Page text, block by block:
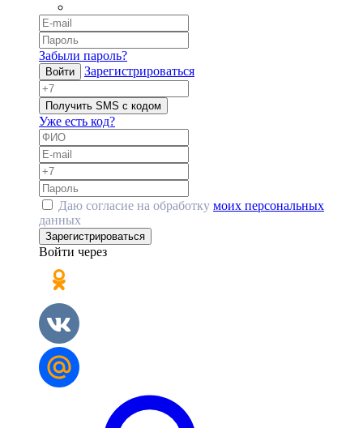
Забыли пароль?
Войти Зарегистрироваться
Получить SMS с кодом
Уже есть код?
Даю согласие на обработку моих персональных
данных
Зарегистрироваться
Войти через